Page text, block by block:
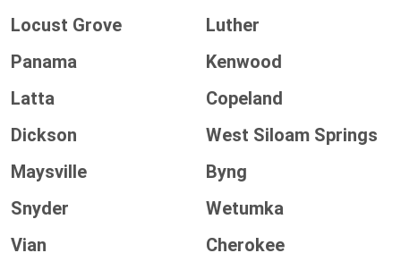
Locust Grove
Luther
Panama
Kenwood
Latta
Copeland
Dickson
West Siloam Springs
Maysville
Byng
Snyder
Wetumka
Vian
Cherokee